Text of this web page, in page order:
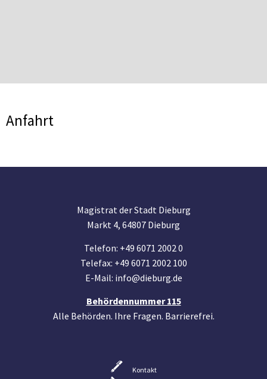
Anfahrt
Magistrat der Stadt Dieburg
Markt 4, 64807 Dieburg
Telefon: +49 6071 2002 0
Telefax: +49 6071 2002 100
E-Mail: info@dieburg.de
Behördennummer 115
Alle Behörden. Ihre Fragen. Barrierefrei.
Kontakt